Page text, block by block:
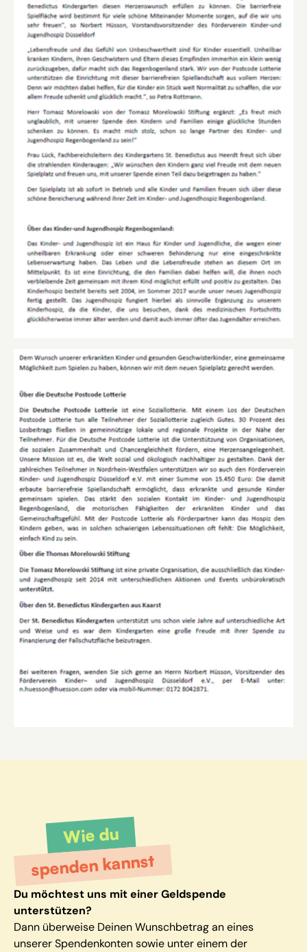
Wie du
spenden kannst
Du möchtest uns mit einer Geldspende
unterstützen?
Dann überweise Deinen Wunschbetrag an eines
unserer Spendenkonten sowie unter einem der